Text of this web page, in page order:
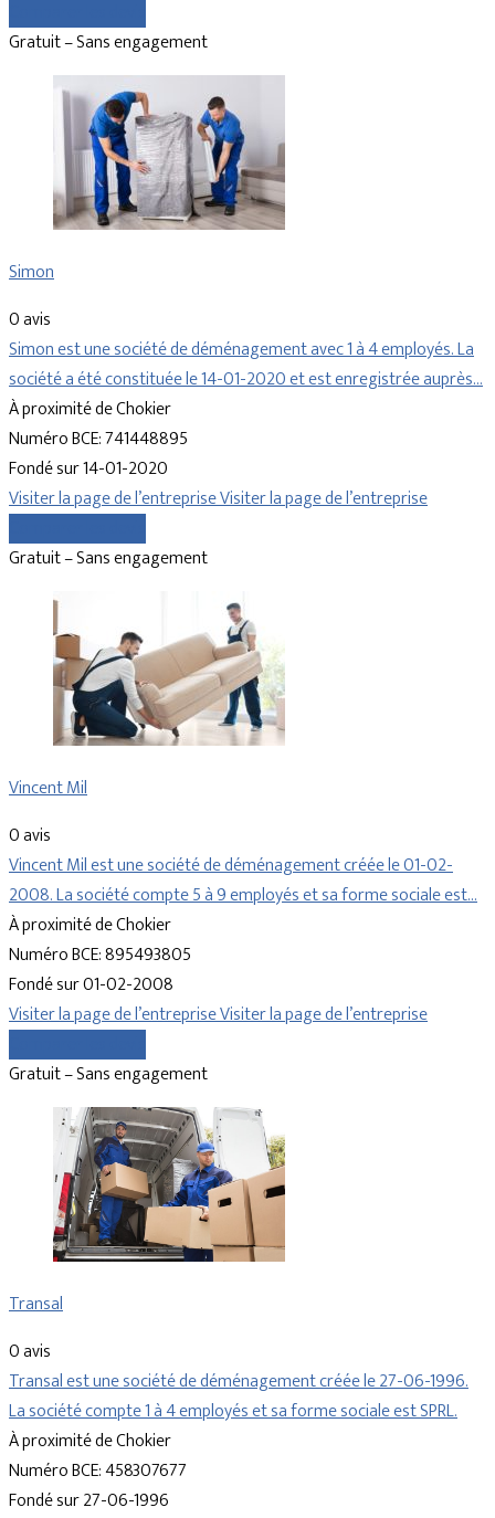
Gratuit – Sans engagement
Simon
0 avis
Simon est une société de déménagement avec 1 à 4 employés. La
société a été constituée le 14-01-2020 et est enregistrée auprès…
À proximité de Chokier
Numéro BCE: 741448895
Fondé sur 14-01-2020
Visiter la page de l’entrepriseVisiter la page de l’entreprise
Gratuit – Sans engagement
Vincent Mil
0 avis
Vincent Mil est une société de déménagement créée le 01-02-
2008. La société compte 5 à 9 employés et sa forme sociale est…
À proximité de Chokier
Numéro BCE: 895493805
Fondé sur 01-02-2008
Visiter la page de l’entrepriseVisiter la page de l’entreprise
Gratuit – Sans engagement
Transal
0 avis
Transal est une société de déménagement créée le 27-06-1996.
La société compte 1 à 4 employés et sa forme sociale est SPRL.
À proximité de Chokier
Numéro BCE: 458307677
Fondé sur 27-06-1996